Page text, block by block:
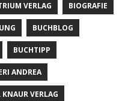
VERLAG BIOGRAFIE
BUCHBLOG
BUCHTIPP
ANDREA
KNAUR VERLAG